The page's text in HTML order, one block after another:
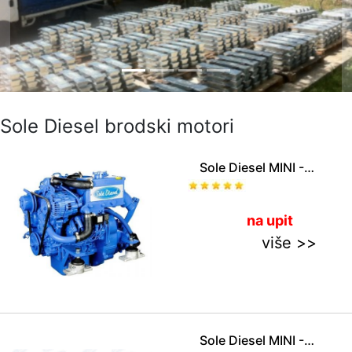
Prethodni slajd
Sole Diesel brodski motori
Sole Diesel MINI - 17
na upit
više >>
Sole Diesel MINI - 29